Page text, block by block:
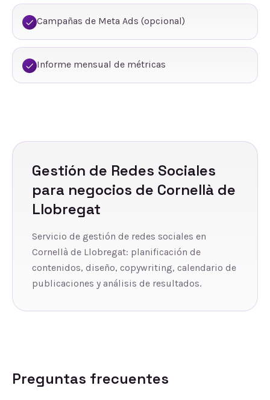
Campañas de Meta Ads (opcional)
Informe mensual de métricas
Gestión de Redes Sociales
para negocios de Cornellà de
Llobregat
Servicio de gestión de redes sociales en
Cornellà de Llobregat: planificación de
contenidos, diseño, copywriting, calendario de
publicaciones y análisis de resultados.
Preguntas frecuentes